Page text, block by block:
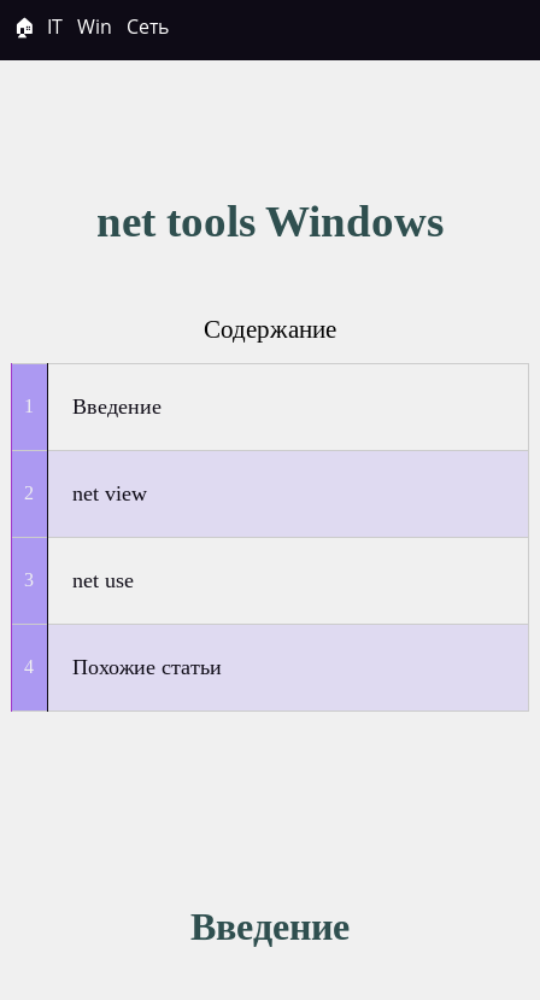
🏠 IT Win Сеть
net tools Windows
Содержание
Введение
net view
net use
Похожие статьи
Введение